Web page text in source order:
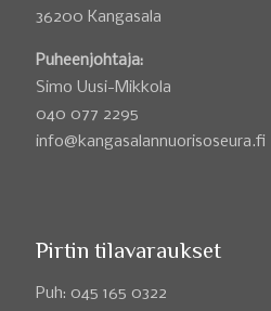
36200 Kangasala
Puheenjohtaja:
Simo Uusi-Mikkola
040 077 2295
info@kangasalannuorisoseura.fi
Pirtin tilavaraukset
Puh: 045 165 0322